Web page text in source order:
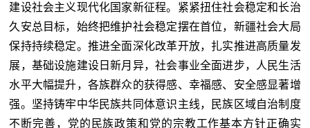
建设社会主义现代化国家新征程。紧紧扭住社会稳定和长治
久安总目标，始终把维护社会稳定摆在首位，新疆社会大局
保持持续稳定。推进全面深化改革开放，扎实推进高质量发
展，基础设施建设日新月异，社会事业全面进步，人民生活
水平大幅提升，各族群众的获得感、幸福感、安全感显著增
强。坚持铸牢中华民族共同体意识主线，民族区域自治制度
不断完善，党的民族政策和党的宗教工作基本方针正确实